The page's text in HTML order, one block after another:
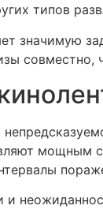
типов
значимую
совместно,
мощным
и